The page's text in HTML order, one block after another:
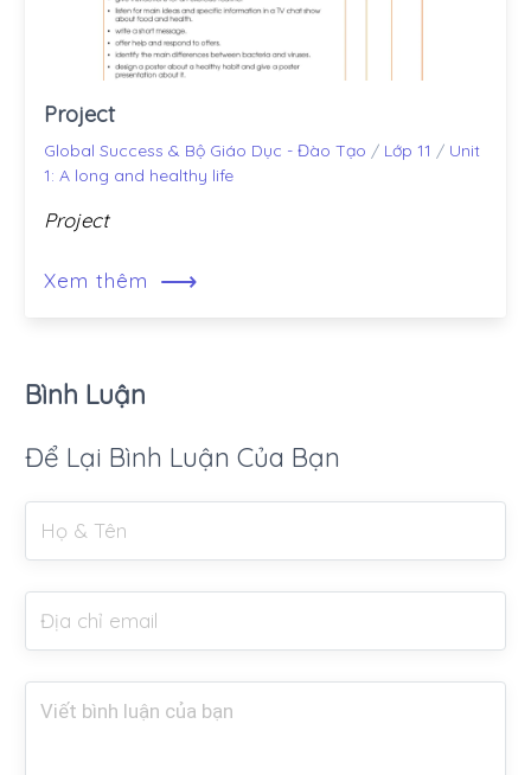
Project
Global Success & Bộ Giáo Dục - Đào Tạo / Lớp 11 / Unit
1: A long and healthy life
Project
Xem thêm ⟶
Bình Luận
Để Lại Bình Luận Của Bạn